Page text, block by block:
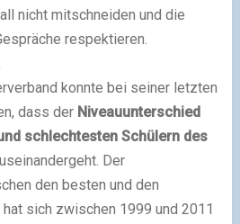
nicht mitschneiden und die
respektieren.
konnte bei seiner letzten
dass der Niveauunterschied
schlechtesten Schülern des
Der
den besten und den
sich zwischen 1999 und 2011